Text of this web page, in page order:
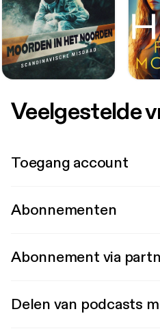
Veelgestelde
Toegang account
Abonnementen
Abonnement via
Delen van podcasts